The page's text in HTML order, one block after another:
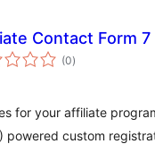
Contact Form
(0Bewertungen
insgesamt
)
for your affiliate
powered custom